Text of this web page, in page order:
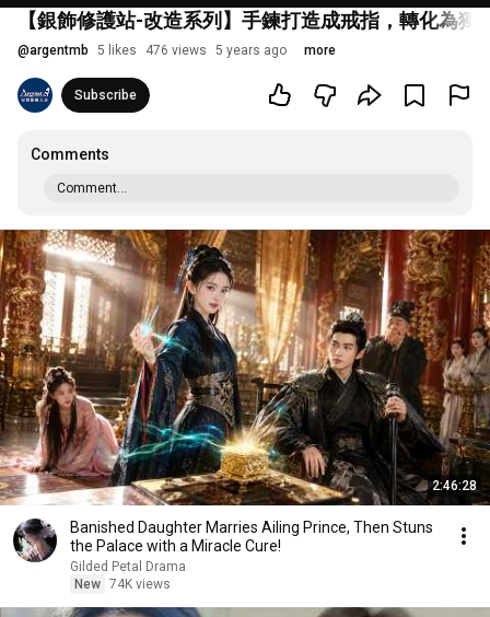
【銀飾修護站-改造系列】手鍊打造成戒指，轉化為
@argentmb 5 likes 476 views 5 years ago more
Subscribe
Comments
Comment...
2:46:28
Banished Daughter Marries Ailing Prince, Then Stuns
the Palace with a Miracle Cure!
Gilded Petal Drama
New 74K views